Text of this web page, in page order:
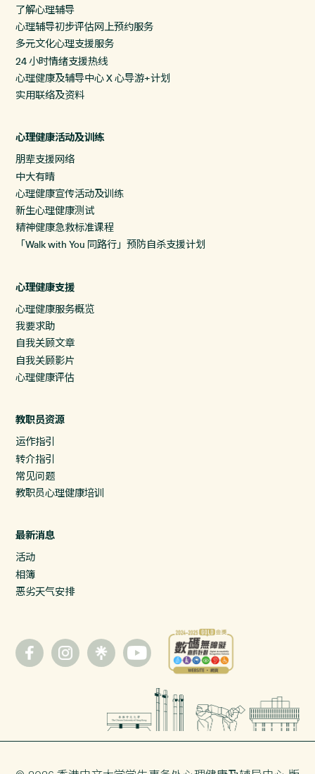
了解心理辅导
心理辅导初步评估网上预约服务
多元文化心理支援服务
24 小时情绪支援热线
心理健康及辅导中心 X 心导游+计划
实用联络及资料
心理健康活动及训练
朋辈支援网络
中大有晴
心理健康宣传活动及训练
新生心理健康测试
精神健康急救标准课程
「Walk with You 同路行」预防自杀支援计划
心理健康支援
心理健康服务概览
我要求助
自我关顾文章
自我关顾影片
心理健康评估
教职员资源
运作指引
转介指引
常见问题
教职员心理健康培训
最新消息
活动
相簿
恶劣天气安排